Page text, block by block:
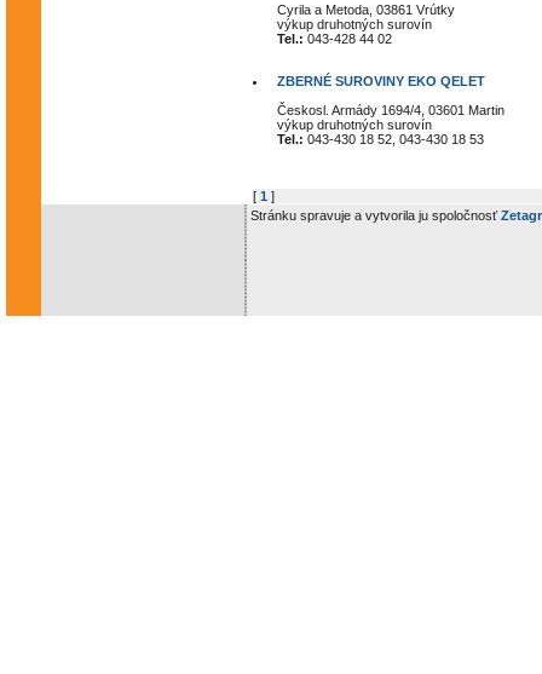
Cyrila a Metoda, 03861 Vrútky
výkup druhotných surovín
Tel.: 043-428 44 02
ZBERNÉ SUROVINY EKO QELET
Českosl. Armády 1694/4, 03601 Martin
výkup druhotných surovín
Tel.: 043-430 18 52, 043-430 18 53
[ 1 ]
Stránku spravuje a vytvorila ju spoločnosť